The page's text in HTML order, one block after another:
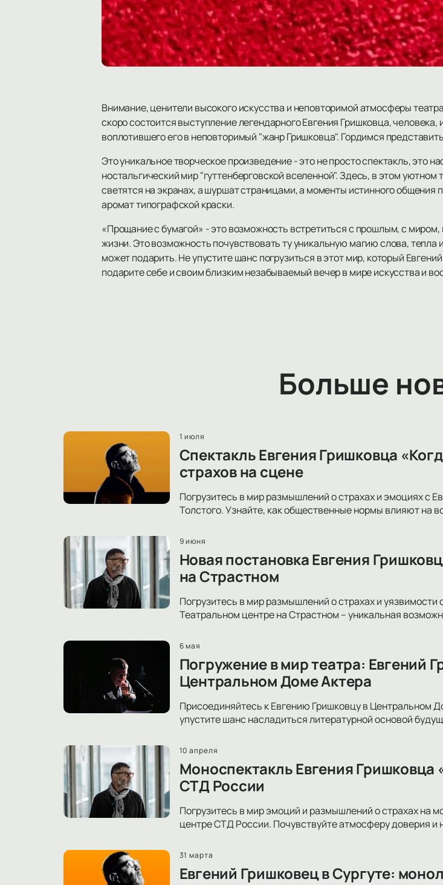
Внимание, ценители высокого искусства и неповторимой атмосферы
скоро состоится выступление легендарного Евгения Гришковца,
воплотившего его в неповторимый "жанр Гришковца". Гордимся
Это уникальное творческое произведение - это не просто спектакль, это
ностальгический мир "гуттенберговской вселенной". Здесь, в этом
светятся на экранах, а шуршат страницами, а моменты истинного общения
аромат типографской краски.
«Прощание с бумагой» - это возможность встретиться с прошлым, с
жизни. Это возможность почувствовать ту уникальную магию слова,
может подарить. Не упустите шанс погрузиться в этот мир, который
подарите себе и своим близким незабываемый вечер в мире искусства и
Больше
1 июля
Спектакль Евгения Гришковца
страхов на сцене
Погрузитесь в мир размышлений о страхах и эмоциях с
Толстого. Узнайте, как общественные нормы влияют на
9 июня
Новая постановка Евгения
на Страстном
Погрузитесь в мир размышлений о страхах и
Театральном центре на Страстном – уникальная
6 мая
Погружение в мир театра: Евгений
Центральном Доме Актера
Присоединяйтесь к Евгению Гришковцу в Центральном
упустите шанс насладиться литературной основой
10 апреля
Моноспектакль Евгения Гришковца
СТД России
Погрузитесь в мир эмоций и размышлений о страхах на
центре СТД России. Почувствуйте атмосферу доверия и
31 марта
Евгений Гришковец в Сургуте: